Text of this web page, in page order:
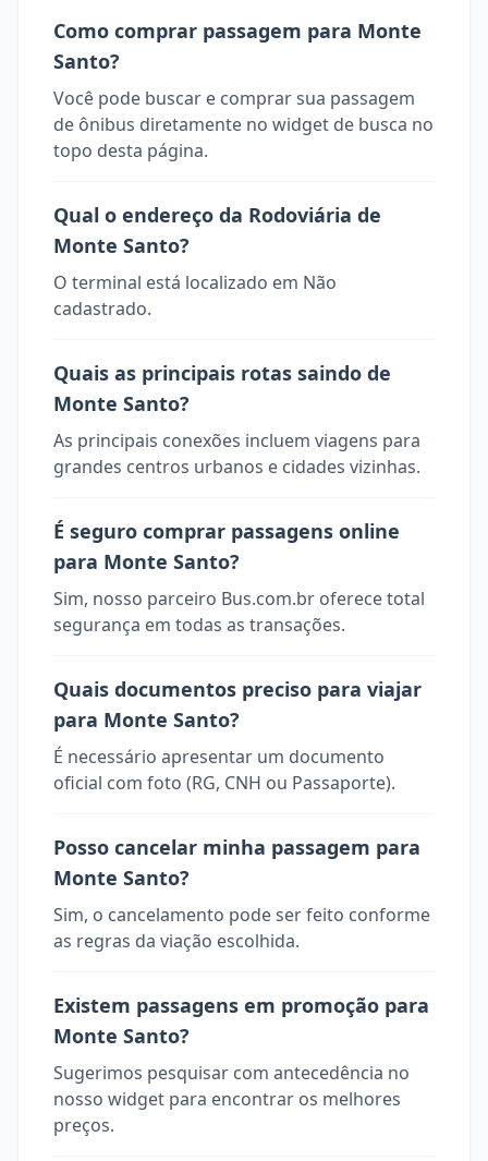
Como comprar passagem para Monte
Santo?
Você pode buscar e comprar sua passagem
de ônibus diretamente no widget de busca no
topo desta página.
Qual o endereço da Rodoviária de
Monte Santo?
O terminal está localizado em Não
cadastrado.
Quais as principais rotas saindo de
Monte Santo?
As principais conexões incluem viagens para
grandes centros urbanos e cidades vizinhas.
É seguro comprar passagens online
para Monte Santo?
Sim, nosso parceiro Bus.com.br oferece total
segurança em todas as transações.
Quais documentos preciso para viajar
para Monte Santo?
É necessário apresentar um documento
oficial com foto (RG, CNH ou Passaporte).
Posso cancelar minha passagem para
Monte Santo?
Sim, o cancelamento pode ser feito conforme
as regras da viação escolhida.
Existem passagens em promoção para
Monte Santo?
Sugerimos pesquisar com antecedência no
nosso widget para encontrar os melhores
preços.